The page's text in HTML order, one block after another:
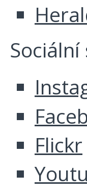
Sociální
Flickr